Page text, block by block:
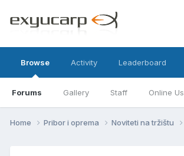
Browse
Forums Gallery Staff Online
Activity Leaderboard
Home Pribor i oprema Noviteti na tržištu